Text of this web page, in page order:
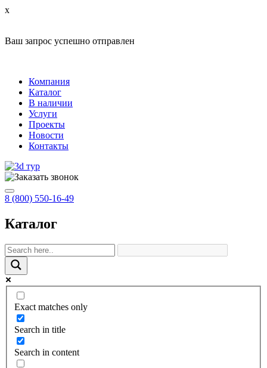
x
Ваш запрос успешно отправлен
Компания
Каталог
В наличии
Услуги
Проекты
Новости
Контакты
8 (800) 550-16-49
Каталог
Exact matches only
Search in title
Search in content